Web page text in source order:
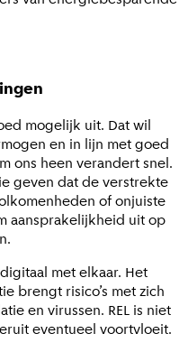
mogelijk uit. Dat wil
en in lijn met goed
ons heen verandert snel.
geven dat de verstrekte
of onjuiste
aansprakelijkheid uit op
met elkaar. Het
brengt risico’s met zich
en virussen. REL is niet
eventueel voortvloeit.